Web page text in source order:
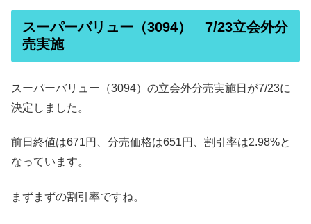
スーパーバリュー（3094） 7/23立会外分
売実施
スーパーバリュー（3094）の立会外分売実施日が7/23に
決定しました。
前日終値は671円、分売価格は651円、割引率は2.98%と
なっています。
まずまずの割引率ですね。